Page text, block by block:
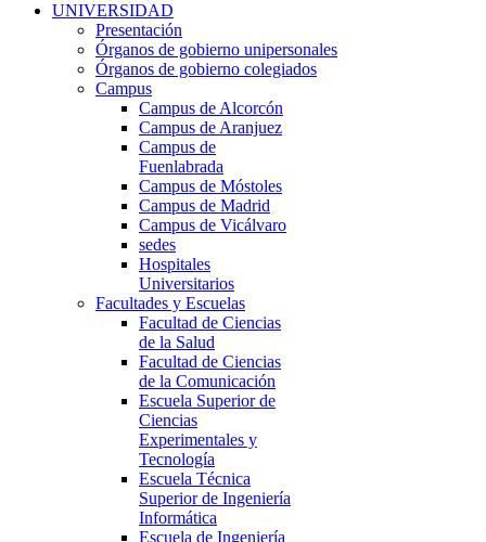
UNIVERSIDAD
Presentación
Órganos de gobierno unipersonales
Órganos de gobierno colegiados
Campus
Campus de Alcorcón
Campus de Aranjuez
Campus de
Fuenlabrada
Campus de Móstoles
Campus de Madrid
Campus de Vicálvaro
sedes
Hospitales
Universitarios
Facultades y Escuelas
Facultad de Ciencias
de la Salud
Facultad de Ciencias
de la Comunicación
Escuela Superior de
Ciencias
Experimentales y
Tecnología
Escuela Técnica
Superior de Ingeniería
Informática
Escuela de Ingeniería